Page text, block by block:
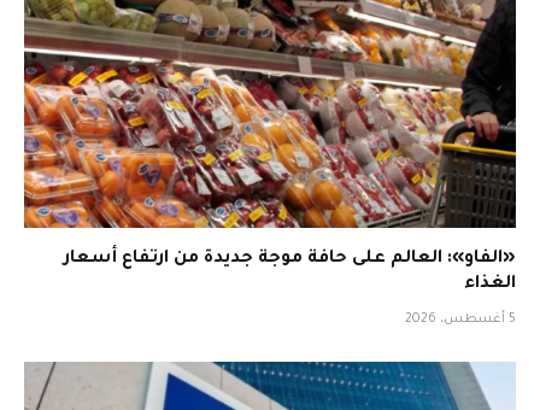
«الفاو»: العالم على حافة موجة جديدة من ارتفاع أسعار
الغذاء
5 أغسطس، 2026